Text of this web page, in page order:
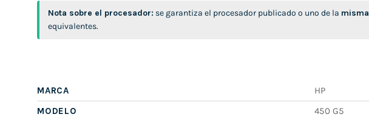
Nota sobre el procesador: se garantiza el procesador publicado o uno de la
equivalentes.
MARCA
HP
MODELO
450 G5